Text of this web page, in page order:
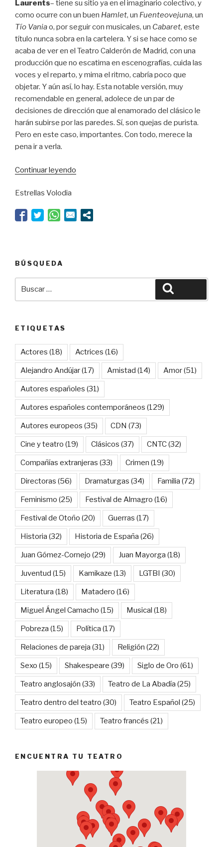
Laurents– tiene su sitio ya en el imaginario colectivo, y
como ocurre con un buen Hamlet, un Fuenteovejuna, un
Tío Vaniao, por seguir con musicales, un Cabaret, este
título nunca sobra en la cartelera. Y si se hace como se
acaba de ver en el Teatro Calderón de Madrid, con una
producción que no escatima en escenografías, cuida las
voces y el reparto, y mima el ritmo, cabría poco que
objetar. Y aún así, lo hay. Esta notable versión, muy
recomendable en general, adolece de un par de
decisiones de dirección que al enamorado del clásico le
harán subirse por las paredes. Sí, son quejas de purista.
Pero en este caso, importantes. Con todo, merece la
pena ir a verla.
Continuar leyendo
América”
Estrellas Volodia
BÚSQUEDA
ETIQUETAS
Actores (18) Actrices (16)
Alejandro Andújar(17) Amistad (14) Amor(51)
Autores españoles (31)
Autores españoles contemporáneos (129)
Autores europeos (35) CDN (73)
Cine y teatro (19) Clásicos (37) CNTC(32)
Compañías extranjeras (33) Crimen (19)
Directoras (56) Dramaturgas (34) Familia (72)
Feminismo (25) Festival de Almagro (16)
Festival de Otoño (20) Guerras (17)
Historia (32) Historia de España (26)
Juan Gómez-Cornejo (29) Juan Mayorga (18)
Juventud (15) Kamikaze (13) LGTBI (30)
Literatura (18) Matadero (16)
Miguel Ángel Camacho (15) Musical (18)
Pobreza (15) Política (17)
Relaciones de pareja (31) Religión (22)
Sexo (15) Shakespeare (39) Siglo de Oro (61)
Teatro anglosajón (33) Teatro de La Abadía (25)
Teatro dentro del teatro (30) Teatro Español (25)
Teatro europeo (15) Teatro francés (21)
ENCUENTRA TU TEATRO